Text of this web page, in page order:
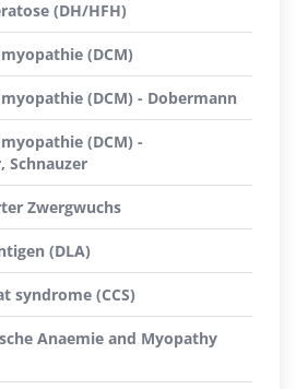
(DH/HFH)
(DCM)
(DCM) - Dobermann
(DCM) -
Schnauzer
Zwergwuchs
(DLA)
syndrome (CCS)
Anaemie and Myopathy